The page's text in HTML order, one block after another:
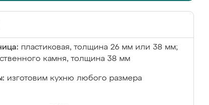
пластиковая, толщина 26 мм или 38 мм;
камня, толщина 38 мм
изготовим кухню любого размера